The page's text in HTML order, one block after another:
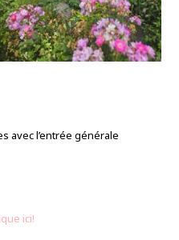
avec l’entrée générale
ici!